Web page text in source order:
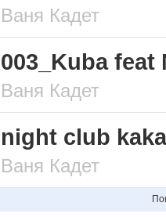
Ваня Кадет
003_Kuba feat
Ваня Кадет
night club
Ваня Кадет